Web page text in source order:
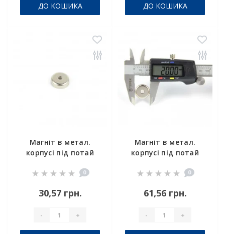
ДО КОШИКА ДО КОШИКА
Магніт в метал.
корпусі під потай
0
30,57 грн.
- +
Магніт в метал.
корпусі під потай
0
61,56 грн.
- +